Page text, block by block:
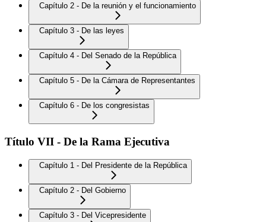
Capítulo 2 - De la reunión y el funcionamiento
Capítulo 3 - De las leyes
Capítulo 4 - Del Senado de la República
Capítulo 5 - De la Cámara de Representantes
Capítulo 6 - De los congresistas
Título VII - De la Rama Ejecutiva
Capítulo 1 - Del Presidente de la República
Capítulo 2 - Del Gobierno
Capítulo 3 - Del Vicepresidente